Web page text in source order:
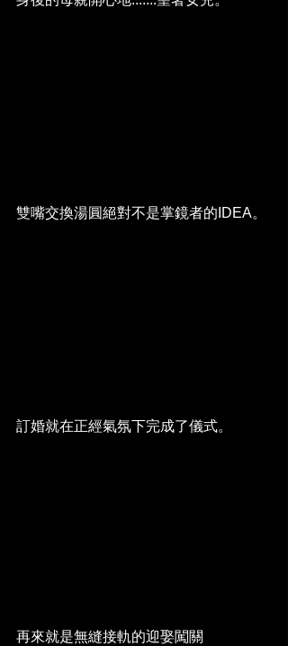
雙嘴交換湯圓絕對不是掌鏡者的IDEA。
訂婚就在正經氣氛下完成了儀式。
再來就是無縫接軌的迎娶闖關